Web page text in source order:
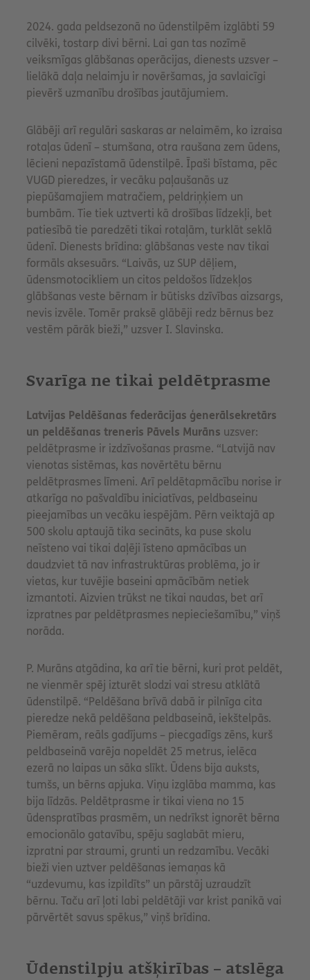
2024. gada peldsezonā no ūdenstilpēm izglābti 59
cilvēki, tostarp divi bērni. Lai gan tas nozīmē
veiksmīgas glābšanas operācijas, dienests uzsver –
lielākā daļa nelaimju ir novēršamas, ja savlaicīgi
pievērš uzmanību drošības jautājumiem.
Glābēji arī regulāri saskaras ar nelaimēm, ko izraisa
rotaļas ūdenī – stumšana, otra raušana zem ūdens,
lēcieni nepazīstamā ūdenstilpē. Īpaši bīstama, pēc
VUGD pieredzes, ir vecāku paļaušanās uz
piepūšamajiem matračiem, peldriņķiem un
bumbām. Tie tiek uztverti kā drošības līdzekļi, bet
patiesībā tie paredzēti tikai rotaļām, turklāt seklā
ūdenī. Dienests brīdina: glābšanas veste nav tikai
formāls aksesuārs. “Laivās, uz SUP dēļiem,
ūdensmotocikliem un citos peldošos līdzekļos
glābšanas veste bērnam ir būtisks dzīvības aizsargs,
nevis izvēle. Tomēr praksē glābēji redz bērnus bez
vestēm pārāk bieži,” uzsver I. Slavinska.
Svarīga ne tikai peldētprasme
Latvijas Peldēšanas federācijas ģenerālsekretārs
un peldēšanas treneris Pāvels Murāns uzsver:
peldētprasme ir izdzīvošanas prasme. “Latvijā nav
vienotas sistēmas, kas novērtētu bērnu
peldētprasmes līmeni. Arī peldētapmācību norise ir
atkarīga no pašvaldību iniciatīvas, peldbaseinu
pieejamības un vecāku iespējām. Pērn veiktajā ap
500 skolu aptaujā tika secināts, ka puse skolu
neīsteno vai tikai daļēji īsteno apmācības un
daudzviet tā nav infrastruktūras problēma, jo ir
vietas, kur tuvējie baseini apmācībām netiek
izmantoti. Aizvien trūkst ne tikai naudas, bet arī
izpratnes par peldētprasmes nepieciešamību,” viņš
norāda.
P. Murāns atgādina, ka arī tie bērni, kuri prot peldēt,
ne vienmēr spēj izturēt slodzi vai stresu atklātā
ūdenstilpē. “Peldēšana brīvā dabā ir pilnīga cita
pieredze nekā peldēšana peldbaseinā, iekštelpās.
Piemēram, reāls gadījums – piecgadīgs zēns, kurš
peldbaseinā varēja nopeldēt 25 metrus, ielēca
ezerā no laipas un sāka slīkt. Ūdens bija auksts,
tumšs, un bērns apjuka. Viņu izglāba mamma, kas
bija līdzās. Peldētprasme ir tikai viena no 15
ūdenspratības prasmēm, un nedrīkst ignorēt bērna
emocionālo gatavību, spēju saglabāt mieru,
izpratni par straumi, grunti un redzamību. Vecāki
bieži vien uztver peldēšanas iemaņas kā
“uzdevumu, kas izpildīts” un pārstāj uzraudzīt
bērnu. Taču arī ļoti labi peldētāji var krist panikā vai
pārvērtēt savus spēkus,” viņš brīdina.
Ūdenstilpju atšķirības – atslēga